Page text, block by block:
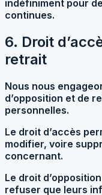
indéfiniment pour
continues.
6. Droit
retrait
Nous nous
d’opposition et de
personnelles.
Le droit d’accès
modifier, voire
concernant.
Le droit
refuser que leurs